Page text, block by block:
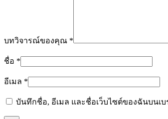
บทวิจารณ์ของคุณ *
ชื่อ *
อีเมล *
บันทึกชื่อ, อีเมล และชื่อเว็บไซต์ของฉันบนเ